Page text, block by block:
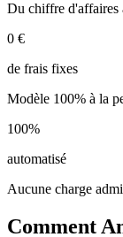
Du chiffre d'affaires
0 €
de frais fixes
Modèle 100% à la
100%
automatisé
Aucune charge
Comment